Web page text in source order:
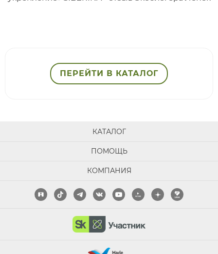
ПЕРЕЙТИ В КАТАЛОГ
КАТАЛОГ
ПОМОЩЬ
КОМПАНИЯ